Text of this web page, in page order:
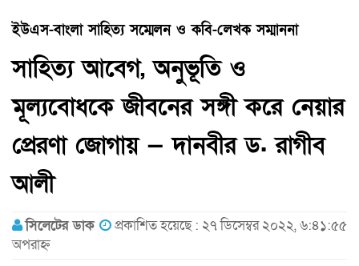
ইউএস-বাংলা সাহিত্য সম্মেলন ও কবি-লেখক সম্মাননা
সাহিত্য আবেগ, অনুভূতি ও
মূল্যবোধকে জীবনের সঙ্গী করে নেয়ার
প্রেরণা জোগায় — দানবীর ড. রাগীব
আলী
সিলেটের ডাক
প্রকাশিত হয়েছে : ২৭ ডিসেম্বর ২০২২, ৬:৪১:৫৫
অপরাহ্ন